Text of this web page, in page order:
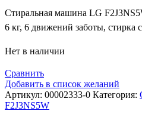
Стиральная машина LG
6 кг, 6 движений заботы, cтирка
Нет в наличии
Сравнить
Добавить в список желаний
Артикул: 00002333-0 Категория:
F2J3NS5W